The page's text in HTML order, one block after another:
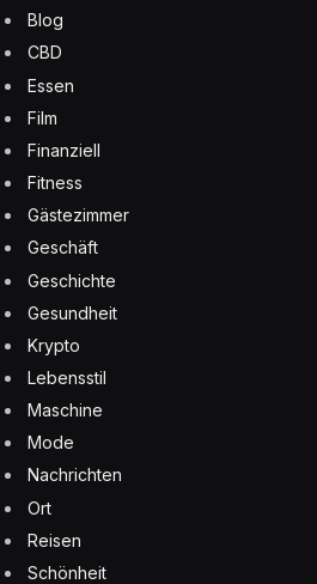
Blog
CBD
Essen
Film
Finanziell
Fitness
Gästezimmer
Geschäft
Geschichte
Gesundheit
Krypto
Lebensstil
Maschine
Mode
Nachrichten
Ort
Reisen
Schönheit